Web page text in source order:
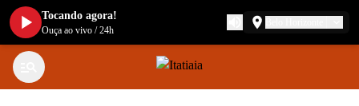
Tocando agora!
Ouça ao vivo /24h